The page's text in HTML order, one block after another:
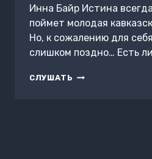
Инна Байр Истина
поймет молодая
Но, к сожалению для
слишком поздно… Есть
СЛУШАТЬ ПУТЕШЕСТВИЕ